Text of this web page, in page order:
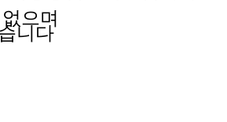
없으며
니다